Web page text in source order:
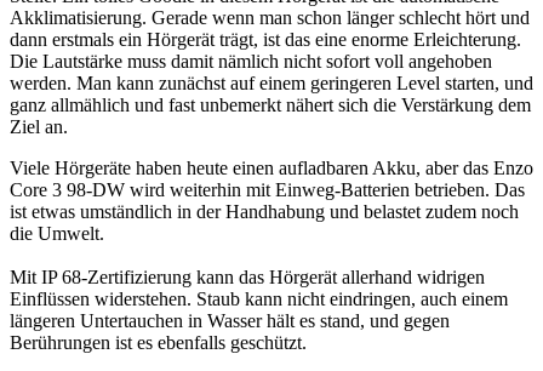
Akklimatisierung. Gerade wenn man schon länger schlecht hört und
dann erstmals ein Hörgerät trägt, ist das eine enorme Erleichterung.
Die Lautstärke muss damit nämlich nicht sofort voll angehoben
werden. Man kann zunächst auf einem geringeren Level starten, und
ganz allmählich und fast unbemerkt nähert sich die Verstärkung dem
Ziel an.
Viele Hörgeräte haben heute einen aufladbaren Akku, aber das Enzo
Core 3 98-DW wird weiterhin mit Einweg-Batterien betrieben. Das
ist etwas umständlich in der Handhabung und belastet zudem noch
die Umwelt.
Mit IP 68-Zertifizierung kann das Hörgerät allerhand widrigen
Einflüssen widerstehen. Staub kann nicht eindringen, auch einem
längeren Untertauchen in Wasser hält es stand, und gegen
Berührungen ist es ebenfalls geschützt.